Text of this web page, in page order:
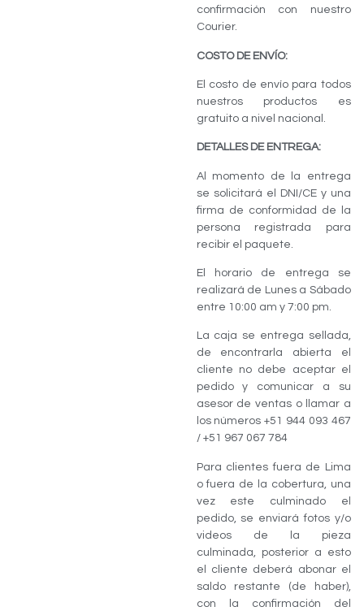
confirmación con nuestro
Courier.
COSTO DE ENVÍO:
El costo de envío para todos
nuestros productos es
gratuito a nivel nacional.
DETALLES DE ENTREGA:
Al momento de la entrega
se solicitará el DNI/CE y una
firma de conformidad de la
persona registrada para
recibir el paquete.
El horario de entrega se
realizará de Lunes a Sábado
entre 10:00 am y 7:00 pm.
La caja se entrega sellada,
de encontrarla abierta el
cliente no debe aceptar el
pedido y comunicar a su
asesor de ventas o llamar a
los números +51 944 093 467
/ +51 967 067 784
Para clientes fuera de Lima
o fuera de la cobertura, una
vez este culminado el
pedido, se enviará fotos y/o
videos de la pieza
culminada, posterior a esto
el cliente deberá abonar el
saldo restante (de haber),
con la confirmación del